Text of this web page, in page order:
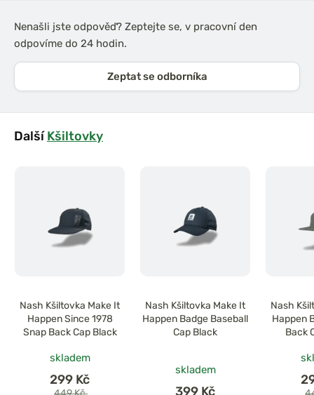
Nenašli jste odpověď? Zeptejte se, v pracovní den
odpovíme do 24 hodin.
Zeptat se odborníka
DalšíKšiltovky
Nash Kšiltovka Make It
Happen Since 1978
Snap Back Cap Black
skladem
299 Kč
Nash Kšiltovka Make It
Happen Badge Baseball
Cap Black
skladem
399 Kč
Nash
Happen
Back